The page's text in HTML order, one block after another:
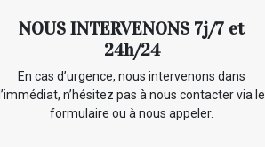
NOUS INTERVENONS 7j/7 et
24h/24
En cas d’urgence, nous intervenons dans
l’immédiat, n’hésitez pas à nous contacter via le
formulaire ou à nous appeler.